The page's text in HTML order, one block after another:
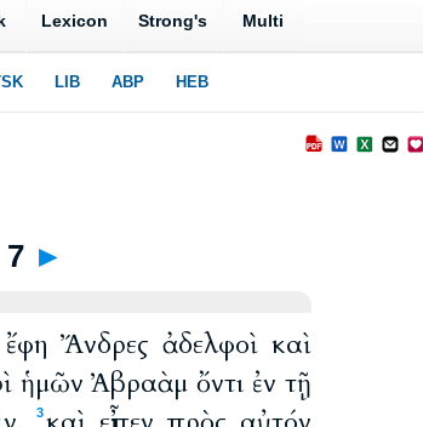
►
Ἄνδρες ἀδελφοὶ καὶ
ἡμῶν Ἀβραὰμ ὄντι ἐν τῇ
3